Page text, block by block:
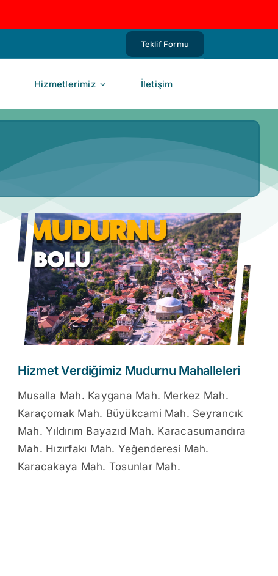
Teklif Formu
Hizmetlerimiz İletişim
Hizmet Verdiğimiz Mudurnu Mahalleleri
Musalla Mah. Kaygana Mah. Merkez Mah.
Karaçomak Mah. Büyükcami Mah. Seyrancık
Mah. Yıldırım Bayazıd Mah. Karacasumandıra
Mah. Hızırfakı Mah. Yeğenderesi Mah.
Karacakaya Mah. Tosunlar Mah.